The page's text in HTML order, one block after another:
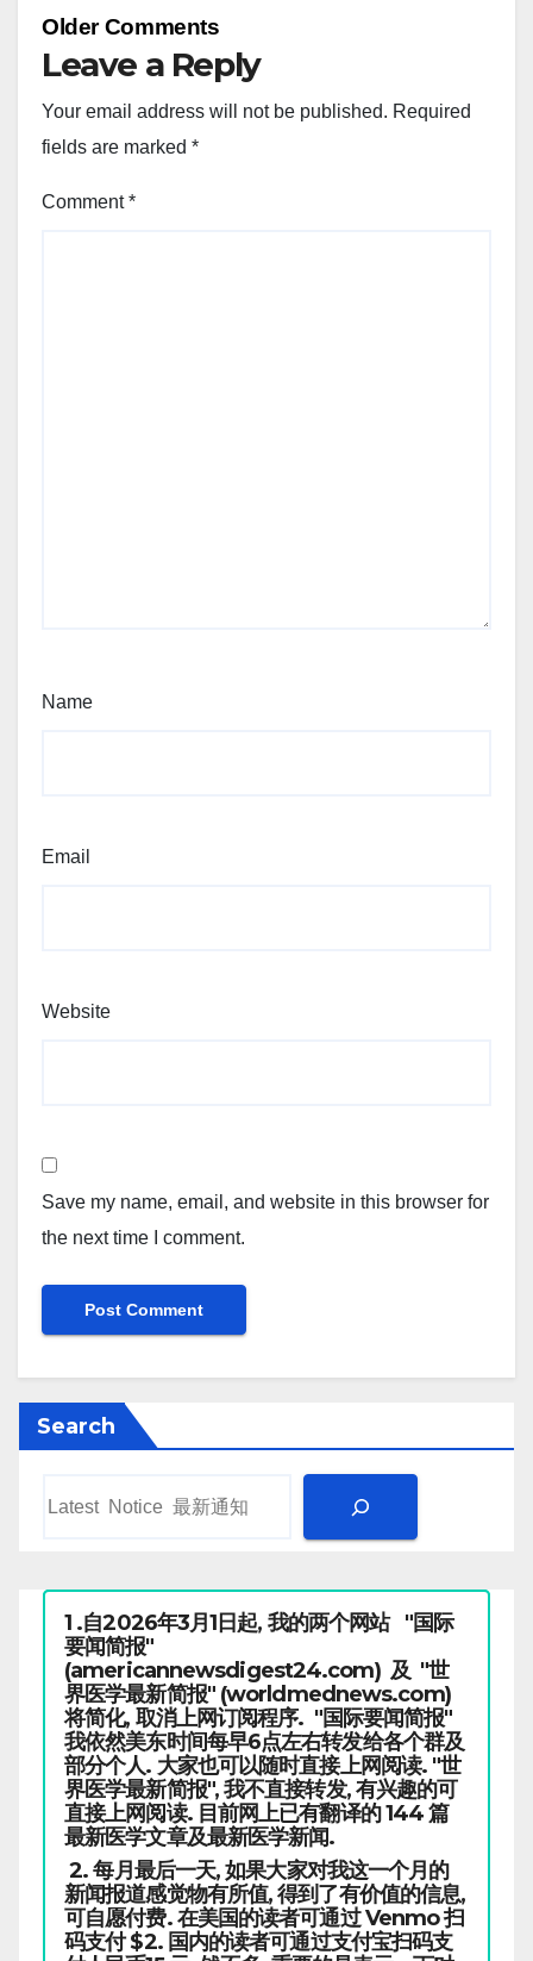
Comment
Older Comments
Leave a Reply
Your email address will not be published. Required
fields are marked *
Comment*
Name
Email
Website
Save my name, email, and website in this browser for
the next time I comment.
Search
1 .自2026年3月1日起, 我的两个网站 "国际
要闻简报"
(americannewsdigest24.com) 及 "世
界医学最新简报" (worldmednews.com)
将简化, 取消上网订阅程序. "国际要闻简报"
我依然美东时间每早6点左右转发给各个群及
部分个人. 大家也可以随时直接上网阅读. "世
界医学最新简报", 我不直接转发, 有兴趣的可
直接上网阅读. 目前网上已有翻译的 144 篇
最新医学文章及最新医学新闻.
2. 每月最后一天, 如果大家对我这一个月的
新闻报道感觉物有所值, 得到了有价值的信息,
可自愿付费. 在美国的读者可通过 Venmo 扫
码支付 $2. 国内的读者可通过支付宝扫码支